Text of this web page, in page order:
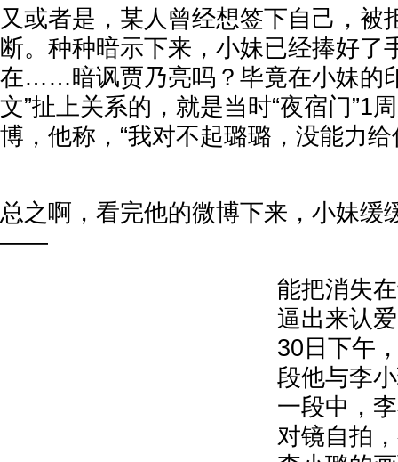
又或者是，某人曾经想签下自己，被
断。种种暗示下来，小妹已经捧好了
在……暗讽贾乃亮吗？毕竟在小妹的
文”扯上关系的，就是当时“夜宿门”1
博，他称，“我对不起璐璐，没能力给
总之啊，看完他的微博下来，小妹缓
——
能把消失
逼出来认
30日下午
段他与李
一段中，
对镜自拍